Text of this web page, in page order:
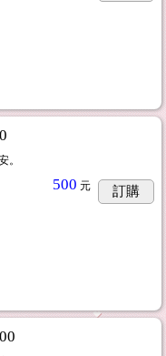
。
500 元 訂購